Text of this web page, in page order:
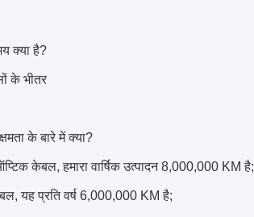
क्या है?
के भीतर
के बारे में क्या?
केबल, हमारा वार्षिक उत्पादन 8,000,000 KM है;
यह प्रति वर्ष 6,000,000 KM है;